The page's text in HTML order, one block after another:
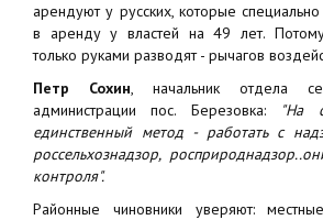
арендуют у русских, которые
в аренду у властей на 49 лет.
только руками разводят - рычагов
Петр Сохин, начальник отдела
администрации пос. Березовка:
"На
единственный метод - работать с
россельхознадзор,
контроля".
Районные чиновники уверяют: